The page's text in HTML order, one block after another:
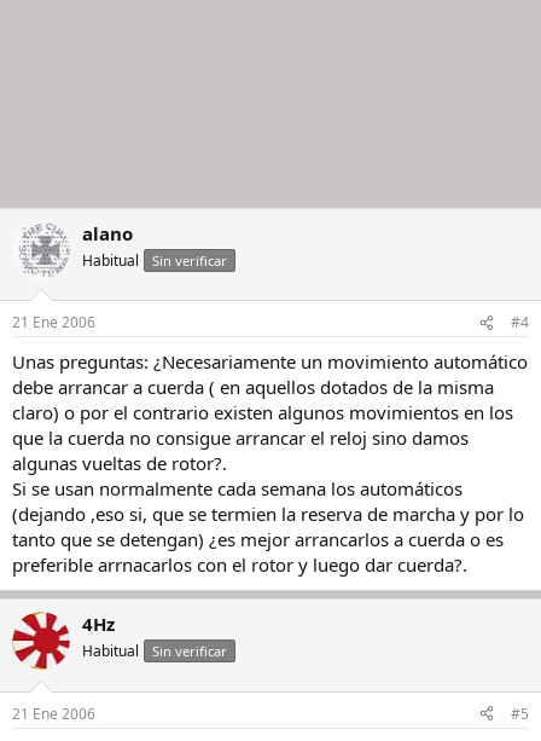
alano
Habitual Sin verificar
21 Ene 2006 #4
Unas preguntas: ¿Necesariamente un movimiento automático
debe arrancar a cuerda ( en aquellos dotados de la misma
claro) o por el contrario existen algunos movimientos en los
que la cuerda no consigue arrancar el reloj sino damos
algunas vueltas de rotor?.
Si se usan normalmente cada semana los automáticos
(dejando ,eso si, que se termien la reserva de marcha y por lo
tanto que se detengan) ¿es mejor arrancarlos a cuerda o es
preferible arrnacarlos con el rotor y luego dar cuerda?.
4Hz
Habitual Sin verificar
21 Ene 2006 #5